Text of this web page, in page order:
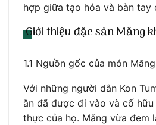
hợp giữa tạo hóa và bàn tay
Giới thiệu đặc sản Măng
1.1 Nguồn gốc của món
Với những người dân Kon
ăn đã được đi vào và cố
thực của họ. Măng vừa đem